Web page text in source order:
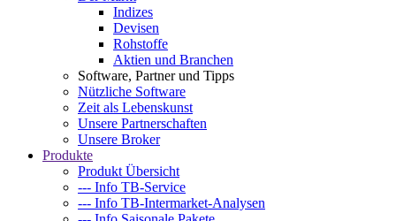
Indizes
Devisen
Rohstoffe
Aktien und Branchen
Software, Partner und Tipps
Nützliche Software
Zeit als Lebenskunst
Unsere Partnerschaften
Unsere Broker
Produkte
Produkt Übersicht
--- Info TB-Service
--- Info TB-Intermarket-Analysen